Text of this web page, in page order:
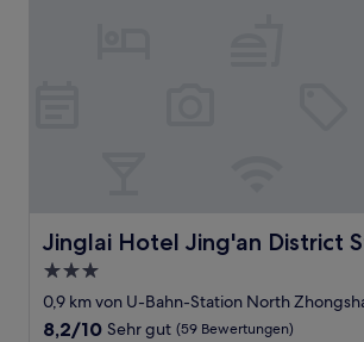
Jinglai Hotel Jing'an District
Jinglai Hotel Jing'an District Store
3.0-
Sterne-
Unterkunft
0,9 km von U-Bahn-Station North
8.2
8,2/10 Sehr gut (59 Bewertungen)